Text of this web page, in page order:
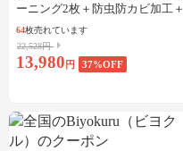
ーニング2枚＋防虫防カビ加工＋
しみ抜き
64枚売れています
22,528円
13,980 円 37%OFF